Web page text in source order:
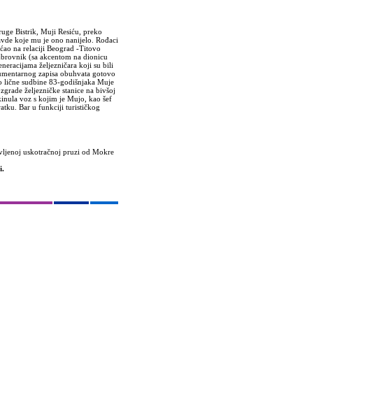
Bistrik, Muji Resiću, preko
koje mu je ono nanijelo. Rođaci
na relaciji Beograd -Titovo
(sa akcentom na dionicu
željezničara koji su bili
zapisa obuhvata gotovo
lične sudbine 83-godišnjaka Muje
željezničke stanice na bivšoj
voz s kojim je Mujo, kao šef
Bar u funkciji turističkog
uskotračnoj pruzi od Mokre